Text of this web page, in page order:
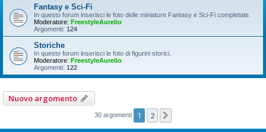
Fantasy e Sci-Fi
In questo forum inserisci le foto delle miniature Fantasy e Sci-Fi completate.
Moderatore: FreestyleAurelio
Argomenti: 124
Storiche
In questo forum inserisci le foto di figurini storici.
Moderatore: FreestyleAurelio
Argomenti: 122
Nuovo argomento
30 argomenti 1 2